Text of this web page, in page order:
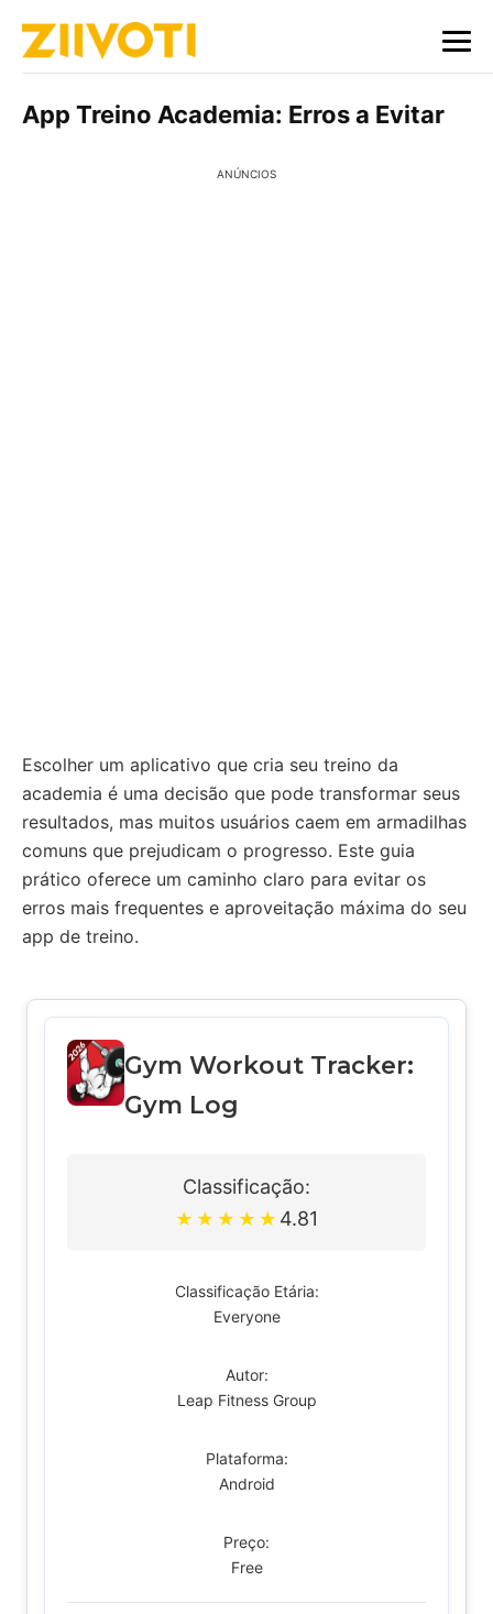
App Treino Academia: Erros a Evitar
ANÚNCIOS
Escolher um aplicativo que cria seu treino da
academia é uma decisão que pode transformar seus
resultados, mas muitos usuários caem em armadilhas
comuns que prejudicam o progresso. Este guia
prático oferece um caminho claro para evitar os
erros mais frequentes e aproveitação máxima do seu
app de treino.
Gym Workout Tracker:
Gym Log
Classificação:
★ ★ ★ ★ ★ 4.81
Classificação Etária:
Everyone
Autor:
Leap Fitness Group
Plataforma:
Android
Preço:
Free